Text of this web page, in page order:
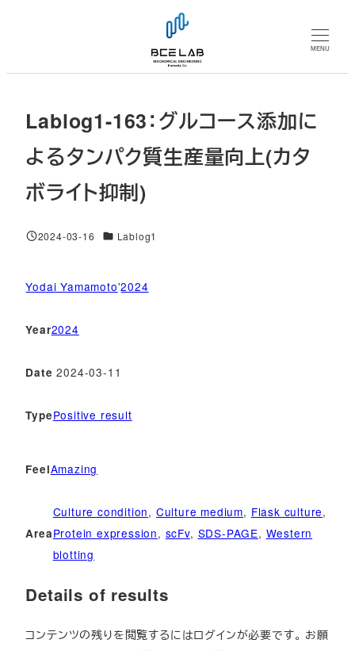
MENU
Lablog1-163：グルコース添加に
よるタンパク質生産量向上(カタ
ボライト抑制)
投稿日
2024-03-16 対象DBLablog1
Yodai Yamamoto'2024
Year2024
Date 2024-03-11
TypePositive result
FeelAmazing
Area
Culture condition, Culture medium, Flask culture
Protein expression, scFv, SDS-PAGE, Western
blotting
Details of results
コンテンツの残りを閲覧するにはログインが必要です。 お願